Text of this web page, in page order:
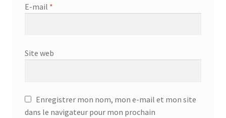
E-mail *
Site web
Enregistrer mon nom, mon e-mail et mon site
dans le navigateur pour mon prochain